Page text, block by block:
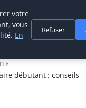
débutant : conseils
votre
vous
En
Refuser